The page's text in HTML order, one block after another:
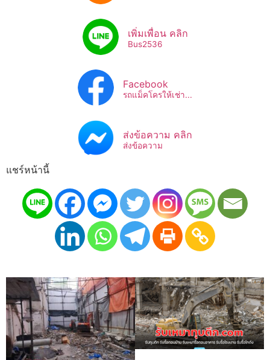
เพิ่มเพื่อน คลิก
Bus2536​
Facebook
รถแม็คโครให้เช่า...
ส่งข้อความ คลิก
ส่งข้อความ
แชร์หน้านี้